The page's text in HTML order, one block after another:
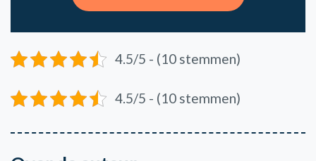
4.5/5 - (10 stemmen)
4.5/5 - (10 stemmen)